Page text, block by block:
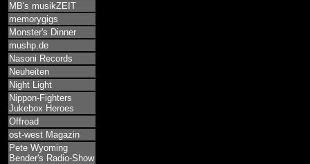
MB's musikZEIT
memorygigs
Monster's Dinner
mushp.de
Nasoni Records
Neuheiten
Night Light
Nippon-Fighters
Jukebox Heroes
Offroad
ost-west Magazin
Pete Wyoming
Bender's Radio-Show